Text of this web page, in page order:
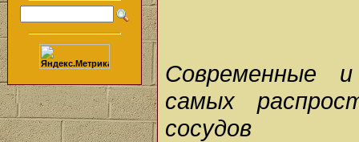
Современные
самых
сосудов